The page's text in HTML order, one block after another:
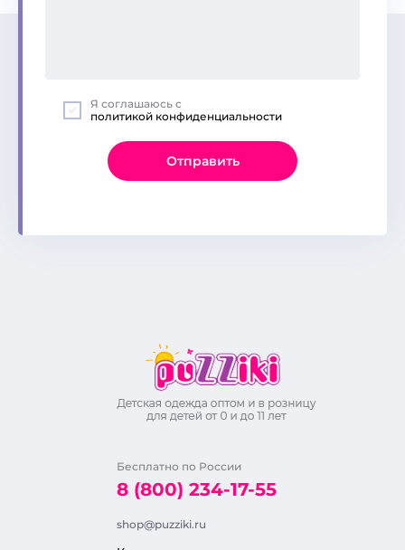
Отправить
Я соглашаюсь с
политикой конфиденциальности
Бесплатно по России
8 (800) 234-17-55
shop@puzziki.ru